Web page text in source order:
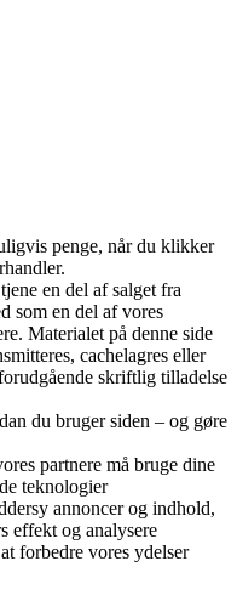
penge, når du klikker
en del af salget fra
som en del af vores
Materialet på denne side
cachelagres eller
skriftlig tilladelse
du bruger siden – og gøre
partnere må bruge dine
teknologier
annoncer og indhold,
effekt og analysere
forbedre vores ydelser